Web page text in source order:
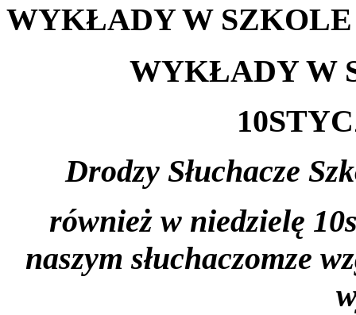
WYKŁADY W SZKOLE
WYKŁADY W
Drodzy Słuchacze
również w niedzielę
naszym słuchaczomze